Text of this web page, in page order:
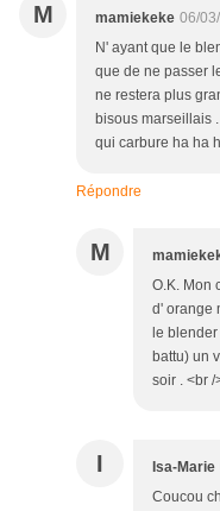
M mamiekeke 06/
N' ayant que le
que de ne passer
ne restera plus
bisous marseillais
qui carbure ha ha
Répondre
M
O.K. Mon
d' orange
le
battu) un
soir . <br
I Isa-Marie
Coucou